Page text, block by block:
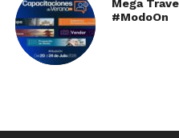
Mega
#ModoOn